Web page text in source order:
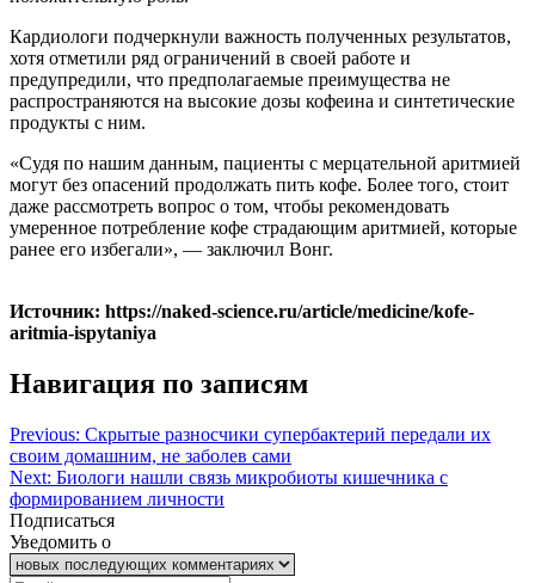
Кардиологи подчеркнули важность полученных результатов,
хотя отметили ряд ограничений в своей работе и
предупредили, что предполагаемые преимущества не
распространяются на высокие дозы кофеина и синтетические
продукты с ним.
«Судя по нашим данным, пациенты с мерцательной аритмией
могут без опасений продолжать пить кофе. Более того, стоит
даже рассмотреть вопрос о том, чтобы рекомендовать
умеренное потребление кофе страдающим аритмией, которые
ранее его избегали», — заключил Вонг.
Источник: https://naked-science.ru/article/medicine/kofe-
aritmia-ispytaniya
Навигация по записям
Previous: Скрытые разносчики супербактерий передали их
своим домашним, не заболев сами
Next: Биологи нашли связь микробиоты кишечника с
формированием личности
Подписаться
Уведомить о